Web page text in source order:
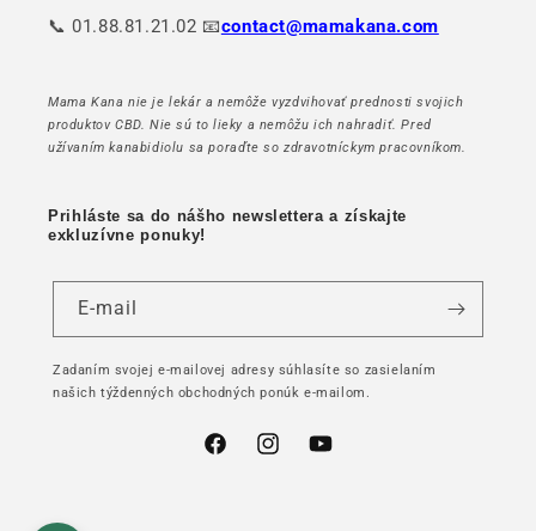
📞 01.88.81.21.02 📧contact@mamakana.com
Mama Kana nie je lekár a nemôže vyzdvihovať prednosti svojich
produktov CBD. Nie sú to lieky a nemôžu ich nahradiť. Pred
užívaním kanabidiolu sa poraďte so zdravotníckym pracovníkom.
Prihláste sa do nášho newslettera a získajte
exkluzívne ponuky!
E-mail
Zadaním svojej e-mailovej adresy súhlasíte so zasielaním
našich týždenných obchodných ponúk e-mailom.
FacebookInstagramYouTube